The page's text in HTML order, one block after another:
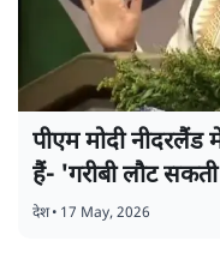
पीएम मोदी
हैं- 'गरीबी लौट
देश• 17 May, 2026